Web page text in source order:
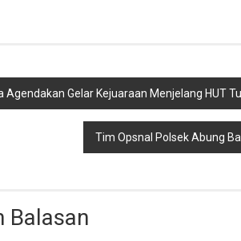
Agendakan Gelar Kejuaraan Menjelang HUT
Tim Opsnal Polsek Abung
Balasan